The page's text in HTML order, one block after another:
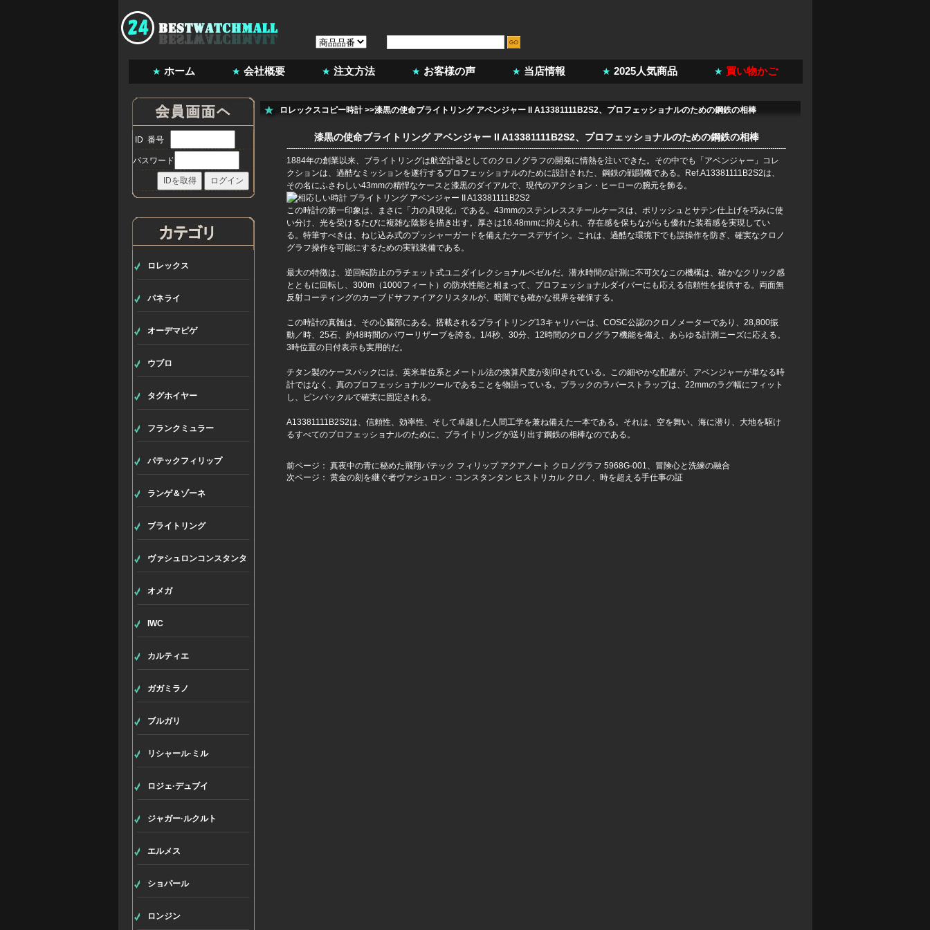
ホーム 会社概要 注文方法 お客様の声 当店情報 2025人気商品 買い物かご
ID 番号
パスワード
ロレックス
パネライ
オーデマピゲ
ウブロ
タグホイヤー
フランクミュラー
パテックフィリップ
ランゲ＆ゾーネ
ブライトリング
ヴァシュロンコンスタンタ
ン
オメガ
IWC
カルティエ
ガガミラノ
ブルガリ
リシャール·ミル
ロジェ·デュブイ
ジャガー·ルクルト
エルメス
ショパール
ロンジン
ロレックスコピー時計>>漆黒の使命ブライトリング アベンジャー II A13381111B2S2、プロフェッショナルのための鋼鉄の相棒
漆黒の使命ブライトリング アベンジャー II A13381111B2S2、プロフェッショナルのための鋼鉄の相棒
1884年の創業以来、ブライトリングは航空計器としてのクロノグラフの開発に情熱を注いできた。その中でも「アベンジャー」コレ
クションは、過酷なミッションを遂行するプロフェッショナルのために設計された、鋼鉄の戦闘機である。Ref.A13381111B2S2は、
その名にふさわしい43mmの精悍なケースと漆黒のダイアルで、現代のアクション・ヒーローの腕元を飾る。
この時計の第一印象は、まさに「力の具現化」である。43mmのステンレススチールケースは、ポリッシュとサテン仕上げを巧みに使
い分け、光を受けるたびに複雑な陰影を描き出す。厚さは16.48mmに抑えられ、存在感を保ちながらも優れた装着感を実現してい
る。特筆すべきは、ねじ込み式のプッシャーガードを備えたケースデザイン。これは、過酷な環境下でも誤操作を防ぎ、確実なクロノ
グラフ操作を可能にするための実戦装備である。
最大の特徴は、逆回転防止のラチェット式ユニダイレクショナルベゼルだ。潜水時間の計測に不可欠なこの機構は、確かなクリック感
とともに回転し、300m（1000フィート）の防水性能と相まって、プロフェッショナルダイバーにも応える信頼性を提供する。両面無
反射コーティングのカーブドサファイアクリスタルが、暗闇でも確かな視界を確保する。
この時計の真髄は、その心臓部にある。搭載されるブライトリング13キャリバーは、COSC公認のクロノメーターであり、28,800振
動／時、25石、約48時間のパワーリザーブを誇る。1/4秒、30分、12時間のクロノグラフ機能を備え、あらゆる計測ニーズに応える。
3時位置の日付表示も実用的だ。
チタン製のケースバックには、英米単位系とメートル法の換算尺度が刻印されている。この細やかな配慮が、アベンジャーが単なる時
計ではなく、真のプロフェッショナルツールであることを物語っている。ブラックのラバーストラップは、22mmのラグ幅にフィット
し、ピンバックルで確実に固定される。
A13381111B2S2は、信頼性、効率性、そして卓越した人間工学を兼ね備えた一本である。それは、空を舞い、海に潜り、大地を駆け
るすべてのプロフェッショナルのために、ブライトリングが送り出す鋼鉄の相棒なのである。
前ページ： 真夜中の青に秘めた飛翔パテック フィリップ アクアノート クロノグラフ 5968G-001、冒険心と洗練の融合
次ページ： 黄金の刻を継ぐ者ヴァシュロン・コンスタンタン ヒストリカル クロノ、時を超える手仕事の証